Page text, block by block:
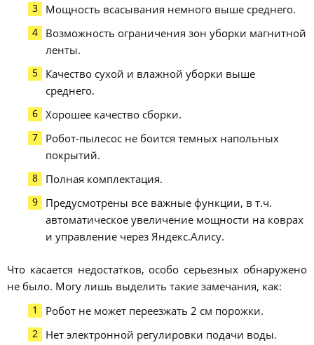
Мощность всасывания немного выше среднего.
Возможность ограничения зон уборки магнитной
ленты.
Качество сухой и влажной уборки выше
среднего.
Хорошее качество сборки.
Робот-пылесос не боится темных напольных
покрытий.
Полная комплектация.
Предусмотрены все важные функции, в т.ч.
автоматическое увеличение мощности на коврах
и управление через Яндекс.Алису.
Что касается недостатков, особо серьезных обнаружено
не было. Могу лишь выделить такие замечания, как:
Робот не может переезжать 2 см порожки.
Нет электронной регулировки подачи воды.